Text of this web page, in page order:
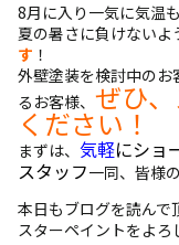
8月に入り一気に気温
夏の暑さに負けないよ
す ！
外壁塗装を検討中のお
るお客様、 ぜひ
ください！
まずは、 気軽にショ
スタッフ一同、皆様
本日もブログを読んで
スターペイントをよろ